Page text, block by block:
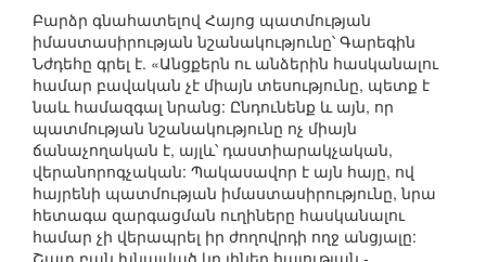
Բարձր գնահատելով Հայոց պատմության
իմաստասիրության նշանակությունը՝ Գարեգին
Նժդեհը գրել է. «Անցքերն ու անձերին հասկանալու
համար բավական չէ միայն տեսությունը, պետք է
նաև համազգալ նրանց: Ընդունենք և այն, որ
պատմության նշանակությունը ոչ միայն
ճանաչողական է, այլև՝ դաստիարակչական,
վերանորոգչական: Պակասավոր է այն հայը, ով
հայրենի պատմության իմաստասիրությունը, նրա
հետագա զարգացման ուղիները հասկանալու
համար չի վերապրել իր ժողովրդի ողջ անցյալը: